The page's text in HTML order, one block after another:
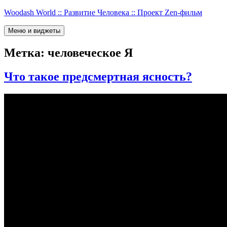
Перейти
содержимому
Woodash World :: Развитие Человека :: Проект Zen-фильм
Меню и виджеты
Метка: человеческое Я
Что такое предсмертная ясность?